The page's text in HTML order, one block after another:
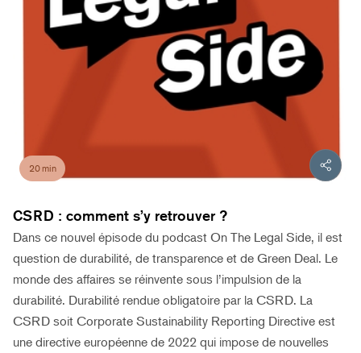
20 min
CSRD : comment s’y retrouver ?
Dans ce nouvel épisode du podcast On The Legal Side, il est
question de durabilité, de transparence et de Green Deal. Le
monde des affaires se réinvente sous l’impulsion de la
durabilité. Durabilité rendue obligatoire par la CSRD. La
CSRD soit Corporate Sustainability Reporting Directive est
une directive européenne de 2022 qui impose de nouvelles